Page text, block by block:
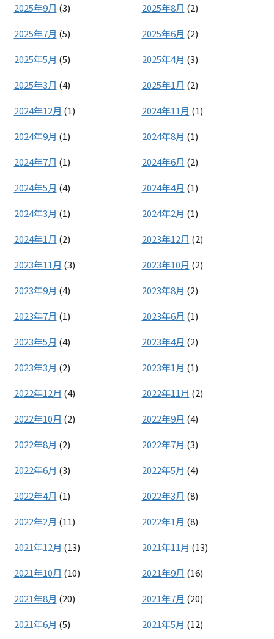
2025年9月 (3) 2025年8月 (2)
2025年7月 (5) 2025年6月 (2)
2025年5月 (5) 2025年4月 (3)
2025年3月 (4) 2025年1月 (2)
2024年12月 (1) 2024年11月 (1)
2024年9月 (1) 2024年8月 (1)
2024年7月 (1) 2024年6月 (2)
2024年5月 (4) 2024年4月 (1)
2024年3月 (1) 2024年2月 (1)
2024年1月 (2) 2023年12月 (2)
2023年11月 (3) 2023年10月 (2)
2023年9月 (4) 2023年8月 (2)
2023年7月 (1) 2023年6月 (1)
2023年5月 (4) 2023年4月 (2)
2023年3月 (2) 2023年1月 (1)
2022年12月 (4) 2022年11月 (2)
2022年10月 (2) 2022年9月 (4)
2022年8月 (2) 2022年7月 (3)
2022年6月 (3) 2022年5月 (4)
2022年4月 (1) 2022年3月 (8)
2022年2月 (11) 2022年1月 (8)
2021年12月 (13) 2021年11月 (13)
2021年10月 (10) 2021年9月 (16)
2021年8月 (20) 2021年7月 (20)
2021年6月 (5) 2021年5月 (12)